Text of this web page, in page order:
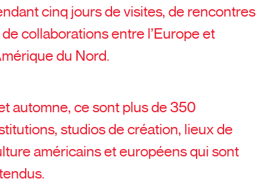
cinq jours de visites, de rencontres
collaborations entre l’Europe et
du Nord.
automne, ce sont plus de 350
studios de création, lieux de
américains et européens qui sont